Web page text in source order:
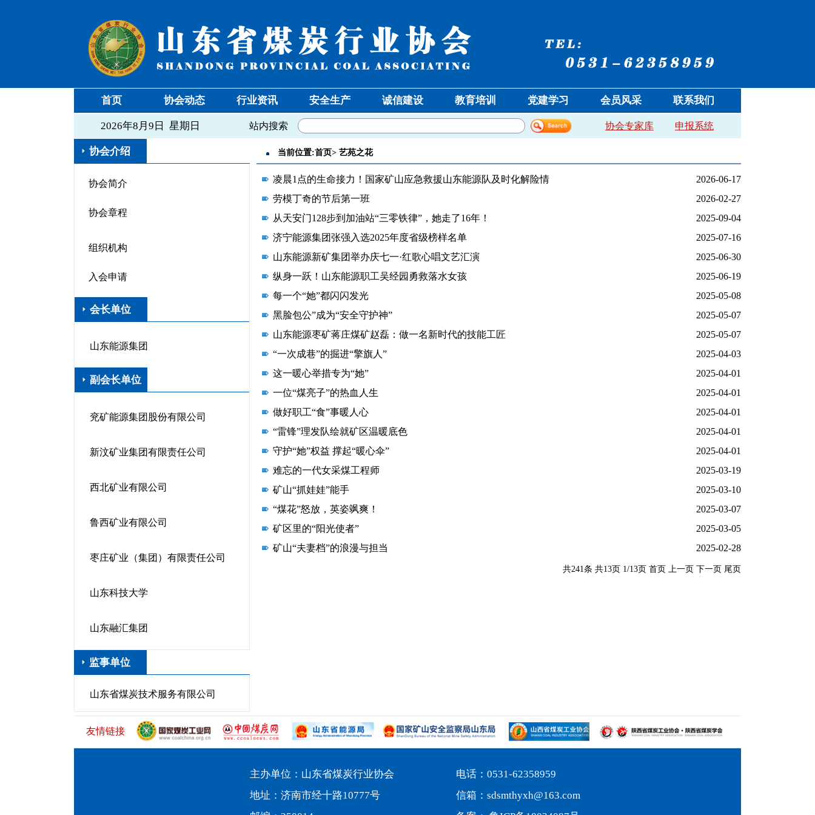
首页 协会动态 行业资讯 安全生产 诚信建设 教育培训 党建学习 会员风采 联系我们
2026年8月9日 星期日 站内搜索 申报系统
协会专家库
当前位置:首页> 艺苑之花
凌晨1点的生命接力！国家矿山应急救援山东能源队及时化解险情
2026-06-17
劳模丁奇的节后第一班
2026-02-27
从天安门128步到加油站“三零铁律”，她走了16年！
2025-09-04
济宁能源集团张强入选2025年度省级榜样名单
2025-07-16
山东能源新矿集团举办庆七一·红歌心唱文艺汇演
2025-06-30
纵身一跃！山东能源职工吴经园勇救落水女孩
2025-06-19
每一个“她”都闪闪发光
2025-05-08
黑脸包公”成为“安全守护神”
2025-05-07
山东能源枣矿蒋庄煤矿赵磊：做一名新时代的技能工匠
2025-05-07
“一次成巷”的掘进“擎旗人”
2025-04-03
这一暖心举措专为“她”
2025-04-01
一位“煤亮子”的热血人生
2025-04-01
做好职工“食”事暖人心
2025-04-01
“雷锋”理发队绘就矿区温暖底色
2025-04-01
守护“她”权益 撑起“暖心伞”
2025-04-01
难忘的一代女采煤工程师
2025-03-19
矿山“抓娃娃”能手
2025-03-10
“煤花”怒放，英姿飒爽！
2025-03-07
矿区里的“阳光使者”
2025-03-05
矿山“夫妻档”的浪漫与担当
2025-02-28
共241条 共13页 1/13页 首页 上一页 下一页 尾页
协会介绍
协会简介
协会章程
组织机构
入会申请
会长单位
山东能源集团
副会长单位
兖矿能源集团股份有限公司
新汶矿业集团有限责任公司
西北矿业有限公司
鲁西矿业有限公司
枣庄矿业（集团）有限责任公司
山东科技大学
山东融汇集团
监事单位
山东省煤炭技术服务有限公司
友情链接
主办单位：山东省煤炭行业协会
电话：0531-62358959
地址：济南市经十路10777号
信箱：sdsmthyxh@163.com